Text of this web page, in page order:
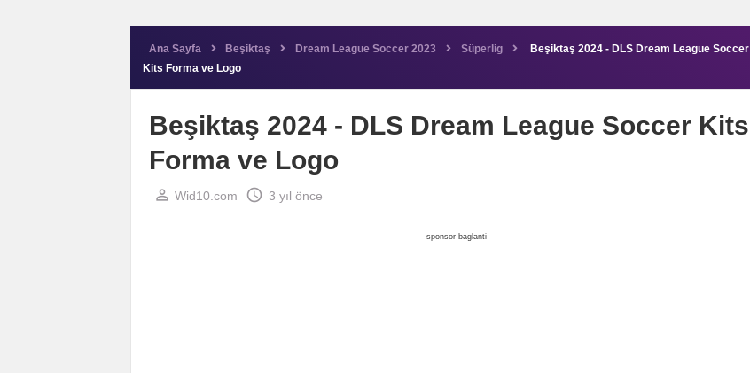
Ana Sayfa Beşiktaş Dream League Soccer 2023 Süperlig
Beşiktaş 2024 - DLS Dream League Soccer
Kits Forma ve Logo
Beşiktaş 2024 - DLS Dream League Soccer Kits
Forma ve Logo
perm_identity Wid10.com schedule 3 yıl önce
sponsor baglanti